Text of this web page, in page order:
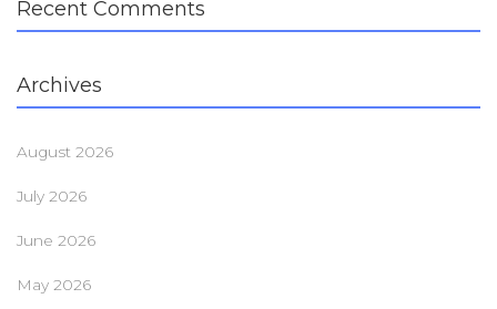
Recent Comments
Archives
August 2026
July 2026
June 2026
May 2026